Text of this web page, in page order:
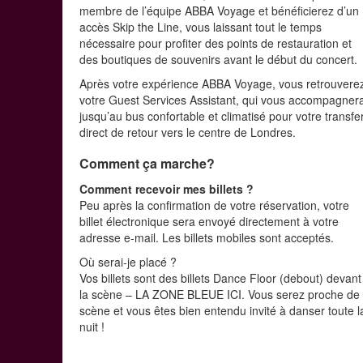
membre de l’équipe ABBA Voyage et bénéficierez d’un
accès Skip the Line, vous laissant tout le temps
nécessaire pour profiter des points de restauration et
des boutiques de souvenirs avant le début du concert.
Après votre expérience ABBA Voyage, vous
votre Guest Services Assistant, qui vous
jusqu’au bus confortable et climatisé pour votre
direct de retour vers le centre de Londres.
Comment ça marche?
Comment recevoir mes billets ?
Peu après la confirmation de votre réservation, votre
billet électronique sera envoyé directement à votre
adresse e-mail. Les billets mobiles sont acceptés.
Où serai-je placé ?
Vos billets sont des billets Dance Floor (debout) devant
la scène – LA ZONE BLEUE ICI. Vous serez proche de
scène et vous êtes bien entendu invité à danser toute
nuit !